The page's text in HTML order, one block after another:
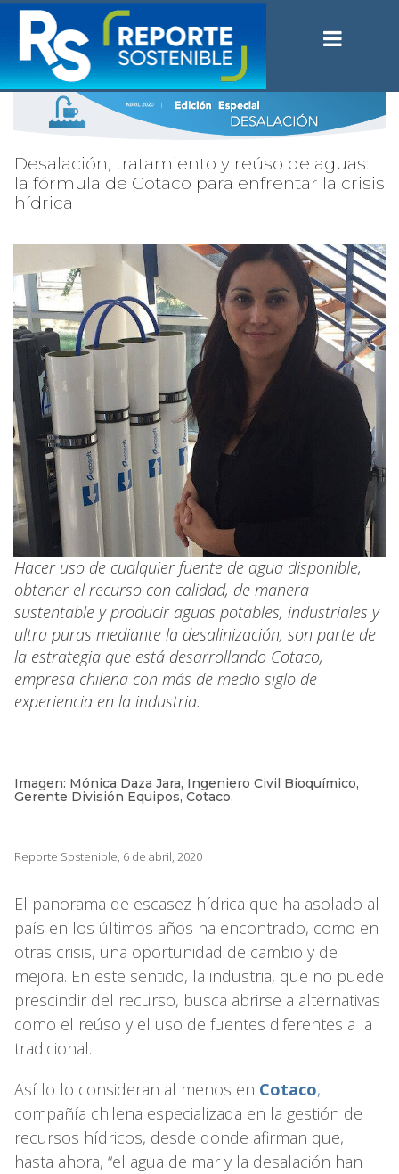
Desalación, tratamiento y reúso de aguas:
la fórmula de Cotaco para enfrentar la crisis
hídrica
Hacer uso de cualquier fuente de agua disponible,
obtener el recurso con calidad, de manera
sustentable y producir aguas potables, industriales y
ultra puras mediante la desalinización, son parte de
la estrategia que está desarrollando Cotaco,
empresa chilena con más de medio siglo de
experiencia en la industria.
Imagen: Mónica Daza Jara, Ingeniero Civil Bioquímico,
Gerente División Equipos, Cotaco.
Reporte Sostenible, 6 de abril, 2020
El panorama de escasez hídrica que ha asolado al
país en los últimos años ha encontrado, como en
otras crisis, una oportunidad de cambio y de
mejora. En este sentido, la industria, que no puede
prescindir del recurso, busca abrirse a alternativas
como el reúso y el uso de fuentes diferentes a la
tradicional.
Así lo lo consideran al menos en Cotaco,
compañía chilena especializada en la gestión de
recursos hídricos, desde donde afirman que,
hasta ahora, “el agua de mar y la desalación han